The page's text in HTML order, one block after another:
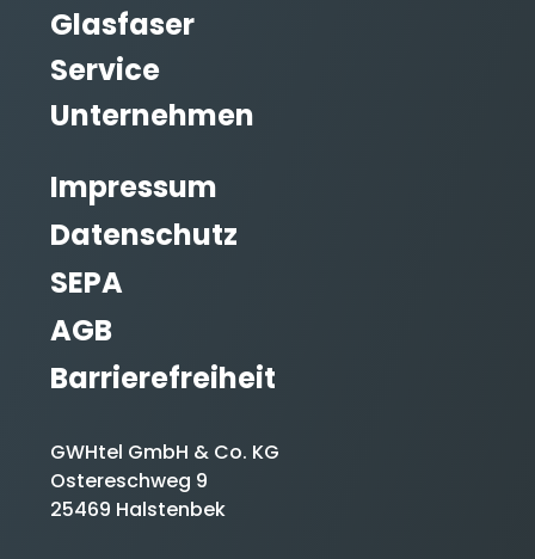
Glasfaser
Service
Unternehmen
Impressum
Datenschutz
SEPA
AGB
Barrierefreiheit
GWHtel GmbH & Co. KG
Ostereschweg 9
25469 Halstenbek